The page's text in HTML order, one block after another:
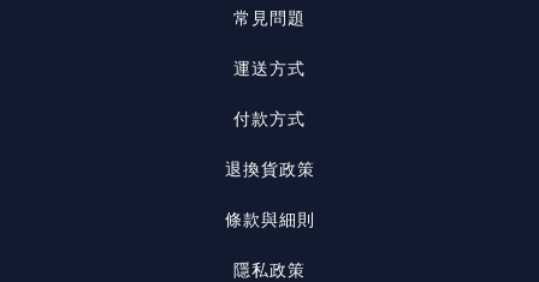
常見問題
運送方式
付款方式
退換貨政策
條款與細則
隱私政策